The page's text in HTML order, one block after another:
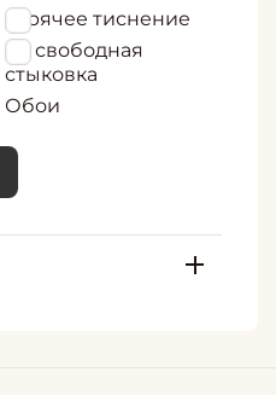
горячее тиснение
64 свободная
стыковка
Обои